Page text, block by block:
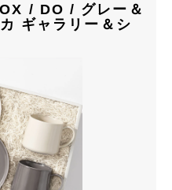
/ DO / グレー＆
ギャラリー＆シ